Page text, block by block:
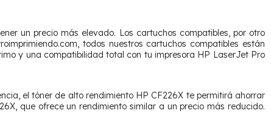
un precio más elevado. Los cartuchos compatibles, por otro
todos nuestros cartuchos compatibles están
y una compatibilidad total con tu impresora HP LaserJet Pro
el tóner de alto rendimiento HP CF226X te permitirá ahorrar
que ofrece un rendimiento similar a un precio más reducido.